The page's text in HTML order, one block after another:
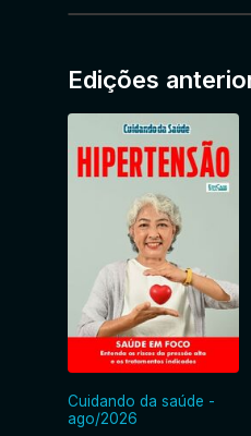
Edições
Cuidando da saúde -
ago/2026